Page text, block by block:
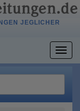
JEGLICHER